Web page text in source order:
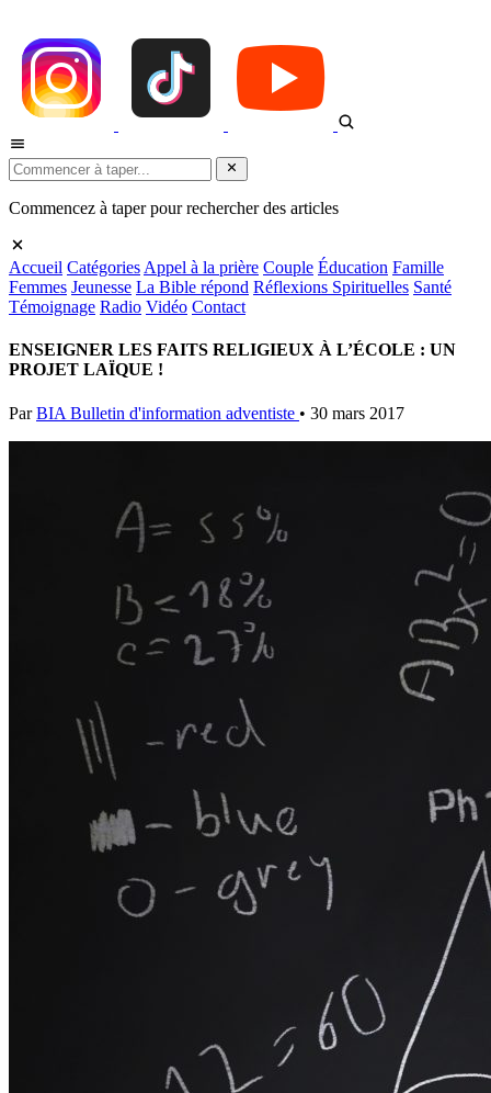
Commencez à taper pour rechercher des articles
Accueil Catégories Appel à la prière Couple Éducation Famille
Femmes Jeunesse La Bible répond Réflexions Spirituelles Santé
Témoignage Radio Vidéo Contact
ENSEIGNER LES FAITS RELIGIEUX À L’ÉCOLE : UN
PROJET LAÏQUE !
Par BIA Bulletin d'information adventiste • 30 mars 2017